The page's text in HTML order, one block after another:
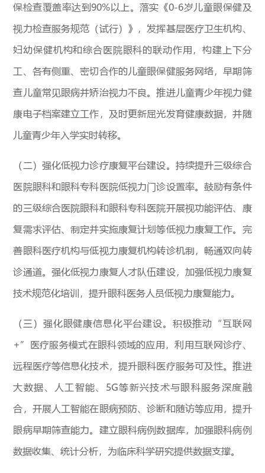
保检查覆盖率达到90%以上。落实《0-6岁儿童眼保健及
视力检查服务规范（试行）》，发挥基层医疗卫生机构、
妇幼保健机构和综合医院眼科的联动作用，构建上下分
工、各有侧重、密切合作的儿童眼保健服务网络，早期筛
查儿童常见眼病并矫治视力不良。推进儿童青少年视力健
康电子档案建立工作，及时更新屈光发育健康数据，并随
儿童青少年入学实时转移。
（二）强化低视力诊疗康复平台建设。持续提升三级综合
医院眼科和眼科专科医院低视力门诊设置率。鼓励有条件
的三级综合医院眼科和眼科专科医院开展视功能评估、康
复需求评估、制定并实施康复计划等低视力康复工作。完
善眼科医疗机构与低视力康复机构转诊机制，畅通双向转
诊通道。强化低视力康复人才队伍建设，加强低视力康复
技术规范化培训，提升眼科医务人员低视力康复能力。
（三）强化眼健康信息化平台建设。积极推动“互联网
+”医疗服务模式在眼科领域的应用，利用互联网诊疗、
远程医疗等信息化技术，提升眼科医疗服务可及性。推进
大数据、人工智能、5G等新兴技术与眼科服务深度融
合，开展人工智能在眼病预防、诊断和随访等应用，提升
眼病早期筛查能力。建立眼科病例数据库，加强眼科病例
数据收集、统计分析，为临床科学研究提供数据支撑。